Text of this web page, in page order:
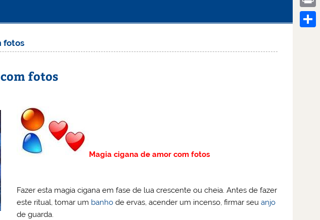
fotos
fotos
Magia cigana de amor com fotos
Fazer esta magia cigana em fase de lua crescente ou cheia. Antes de fazer
este ritual, tomar um banhode ervas, acender um incenso, firmar seu anjo
de guarda.
Mail
Print